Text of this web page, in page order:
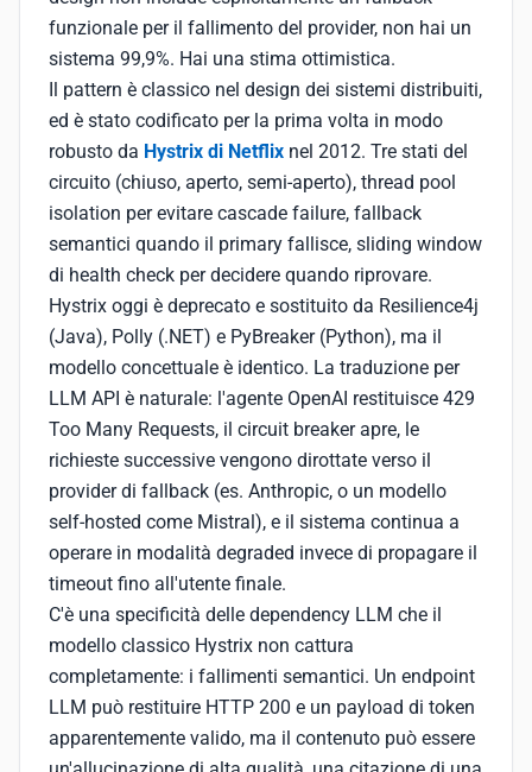
funzionale per il fallimento del provider, non hai un
sistema 99,9%. Hai una stima ottimistica.
Il pattern è classico nel design dei sistemi distribuiti,
ed è stato codificato per la prima volta in modo
robusto da Hystrix di Netflix nel 2012. Tre stati del
circuito (chiuso, aperto, semi-aperto), thread pool
isolation per evitare cascade failure, fallback
semantici quando il primary fallisce, sliding window
di health check per decidere quando riprovare.
Hystrix oggi è deprecato e sostituito da Resilience4j
(Java), Polly (.NET) e PyBreaker (Python), ma il
modello concettuale è identico. La traduzione per
LLM API è naturale: l'agente OpenAI restituisce 429
Too Many Requests, il circuit breaker apre, le
richieste successive vengono dirottate verso il
provider di fallback (es. Anthropic, o un modello
self-hosted come Mistral), e il sistema continua a
operare in modalità degraded invece di propagare il
timeout fino all'utente finale.
C'è una specificità delle dependency LLM che il
modello classico Hystrix non cattura
completamente: i fallimenti semantici. Un endpoint
LLM può restituire HTTP 200 e un payload di token
apparentemente valido, ma il contenuto può essere